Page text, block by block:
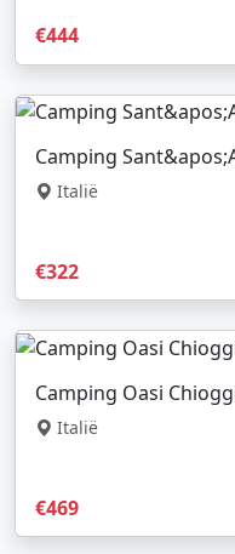
€444
Camping
Italië
€322
Camping Oasi
Italië
€469